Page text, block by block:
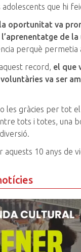
adolescents que hi
oportunitat va
de
perquè permetia
record, el que
va ser
les gràcies per tot
tots i totes, una
aquests 10 anys de